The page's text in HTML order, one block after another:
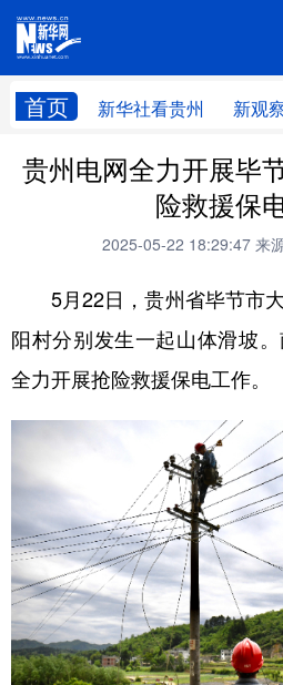
首页 新华社看贵州 新观
网站地
新华社看贵州 新观察
贵州领导
畅游贵州 数字贵州
光影贵州 部门之窗
毕节
黔南 黔西南
地方频道
北京 天津
辽宁 吉林
贵州电网全力开展毕
险救援保
2025-05-22 18:29:47 来
5月22日，贵州省毕节市
阳村分别发生一起山体滑坡
全力开展抢险救援保电工作。